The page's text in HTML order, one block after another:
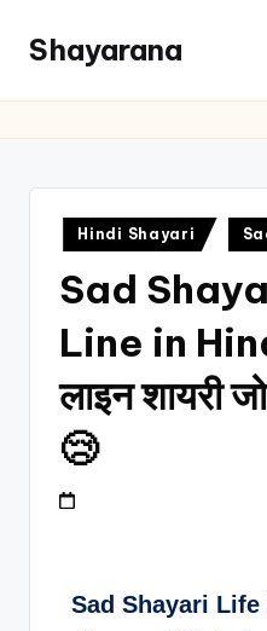
Shayarana
Hindi Shayari
Sad
Line in
लाइन शायरी
😢
Sad Shayari Life